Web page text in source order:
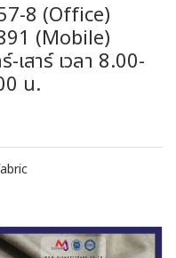
8 (Office)
(Mobile)
เสาร์ เวลา 8.00-
น.